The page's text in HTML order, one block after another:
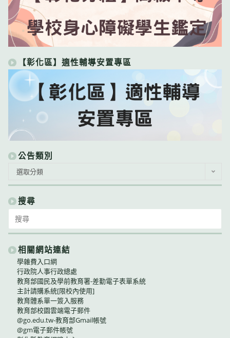
【彰化區】適性輔導安置專區
公告類別
類
別
選取分類
搜尋
for:
相關網站連結
學雜費入口網
行政院人事行政總處
教育部國民及學前教育署-差勤電子表單系統
主計請購系統[限校內使用]
教育體系單一簽入服務
教育部校園雲端電子郵件
@go.edu.tw-教育部Gmail帳號
@gm電子郵件帳號